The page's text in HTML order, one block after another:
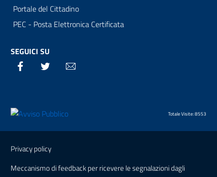
Portale del Cittadino
PEC - Posta Elettronica Certificata
SEGUICI SU
Facebook Twitter
Totale Visite: 8553
Sezione Link Utili
Privacy policy
Meccanismo di feedback per ricevere le segnalazioni dagli